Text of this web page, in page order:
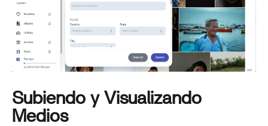
Subiendo y Visualizando
Medios